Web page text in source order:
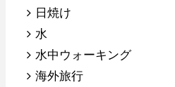
日焼け
水
水中ウォーキング
海外旅行